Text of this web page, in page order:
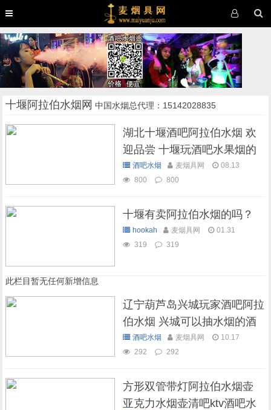
十堰阿拉伯水烟网 中国水烟总代理：15142028835
湖北十堰酒吧阿拉伯水烟 欢
迎品尝 十堰玩酒吧水果烟的
好地方
酒吧水烟 麦烟具网
08.13
800
800
十堰有卖阿拉伯水烟的吗？
hookah 麦烟具网
01.31
319
319
此栏目暂无任何新增信息
辽宁葫芦岛兴城玩家酒吧阿拉
伯水烟 兴城可以抽水烟的酒
吧酒吧水烟 麦烟具网
10.17
292
292
方形双管带灯阿拉伯水烟壶
亚克力水烟壶清吧ktv酒吧水